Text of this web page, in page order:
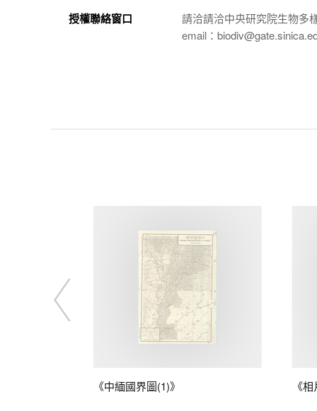
授權聯絡窗口
請洽請洽中央研究院生物多
email：
《中緬國界圖(1)》 《